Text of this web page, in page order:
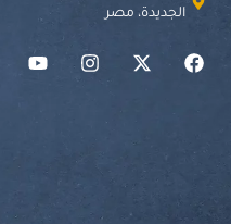
الجديدة، مصر